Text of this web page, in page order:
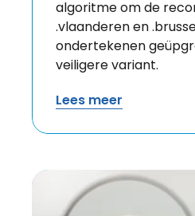
algoritme om de
.vlaanderen en
ondertekenen
veiligere variant.
Lees meer